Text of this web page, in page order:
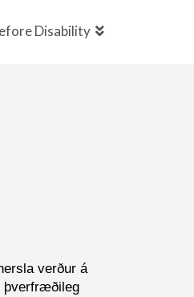
Disability
verður á
þverfræðileg